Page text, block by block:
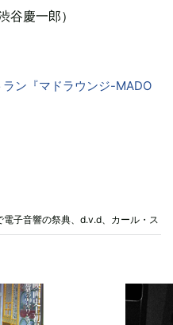
慶一郎）
ン『マドラウンジ-MADO
電子音響の祭典、d.v.d、カール・スト